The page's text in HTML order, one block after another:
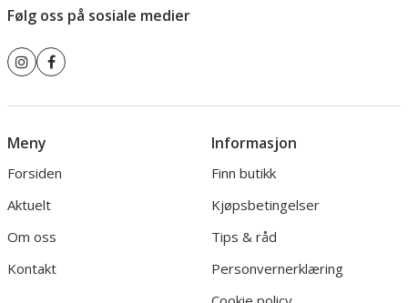
Følg oss på sosiale medier
Meny
Forsiden
Aktuelt
Om oss
Kontakt
Informasjon
Finn butikk
Kjøpsbetingelser
Tips & råd
Personvernerklæring